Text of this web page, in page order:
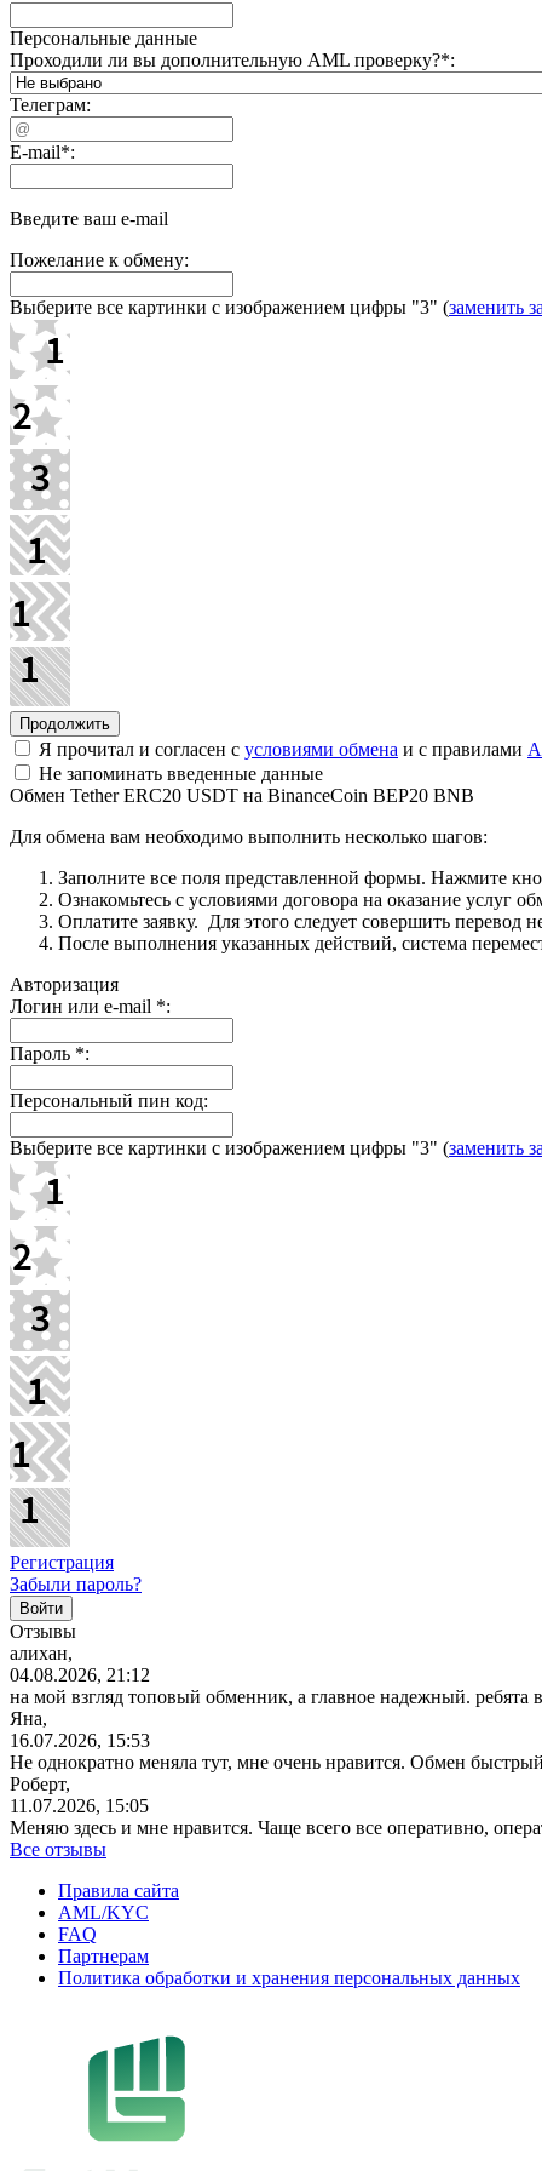
Персональные данные
Проходили ли вы дополнительную AML проверку?*:
Телеграм:
E-mail*:
Введите ваш e-mail
Пожелание к обмену:
Выберите все картинки с изображением цифры "3" (заменить
Я прочитал и согласен с условиями обмена и с правилами
Не запоминать введенные данные
Обмен Tether ERC20 USDT на BinanceCoin BEP20 BNB
Для обмена вам необходимо выполнить несколько шагов:
Заполните все поля представленной формы. Нажмите
Ознакомьтесь с условиями договора на оказание услуг
Оплатите заявку. Для этого следует совершить
После выполнения указанных действий, система
Авторизация
Логин или e-mail *:
Пароль *:
Персональный пин код:
Выберите все картинки с изображением цифры "3" (заменить
Регистрация
Забыли пароль?
Отзывы
алихан,
04.08.2026, 21:12
на мой взгляд топовый обменник, а главное надежный.
Яна,
16.07.2026, 15:53
Не однократно меняла тут, мне очень нравится. Обмен
Роберт,
11.07.2026, 15:05
Меняю здесь и мне нравится. Чаще всего все оперативно,
Все отзывы
Правила сайта
AML/KYC
FAQ
Партнерам
Политика обработки и хранения персональных данных